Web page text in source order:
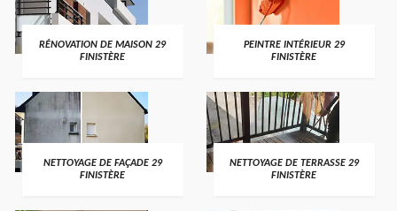
RÉNOVATION DE MAISON 29
FINISTÈRE
PEINTRE INTÉRIEUR 29
FINISTÈRE
NETTOYAGE DE FAÇADE 29
FINISTÈRE
NETTOYAGE DE TERRASSE 29
FINISTÈRE